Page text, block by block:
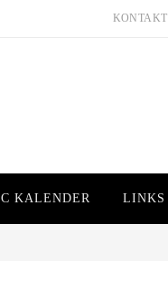
KONTAKT
KALENDER LINKS